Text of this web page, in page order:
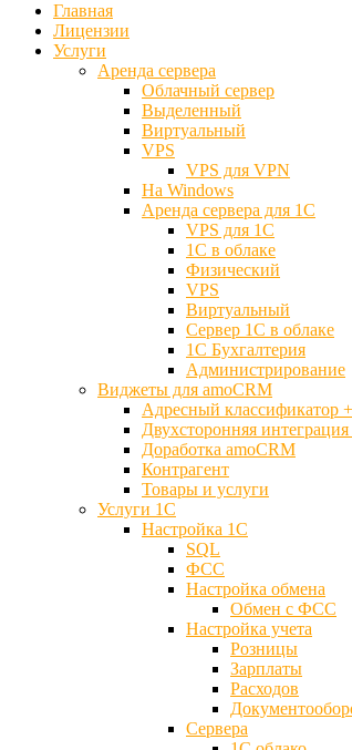
Главная
Лицензии
Услуги
Аренда сервера
Облачный сервер
Выделенный
Виртуальный
VPS
VPS для VPN
На Windows
Аренда сервера для 1С
VPS для 1С
1С в облаке
Физический
VPS
Виртуальный
Сервер 1С в облаке
1С Бухгалтерия
Администрирование
Виджеты для amoCRM
Адресный классификатор
Двухсторонняя
Доработка amoCRM
Контрагент
Товары и услуги
Услуги 1С
Настройка 1С
SQL
ФСС
Настройка обмена
Обмен с ФСС
Настройка учета
Розницы
Зарплаты
Расходов
Сервера